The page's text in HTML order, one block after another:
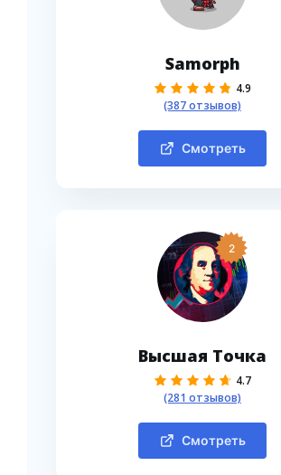
Samorph
4.9
(387 отзывов)
Смотреть
2
Высшая Точка
4.7
(281 отзывов)
Смотреть